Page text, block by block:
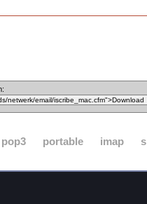
pop3 portable imap